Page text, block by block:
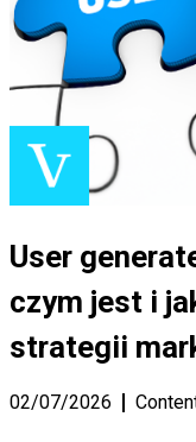
User
czym jest i
strategii
02/07/2026